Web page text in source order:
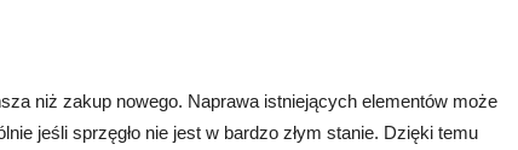
niż zakup nowego. Naprawa istniejących elementów może
jeśli sprzęgło nie jest w bardzo złym stanie. Dzięki temu